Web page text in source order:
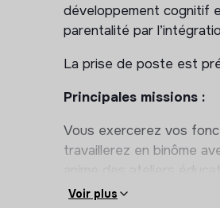
développement cognitif
parentalité par
La prise de poste est
Principales missions :
Vous exercerez vos
travaillerez en binôme
anime des ateliers
que les parents
Voir plus